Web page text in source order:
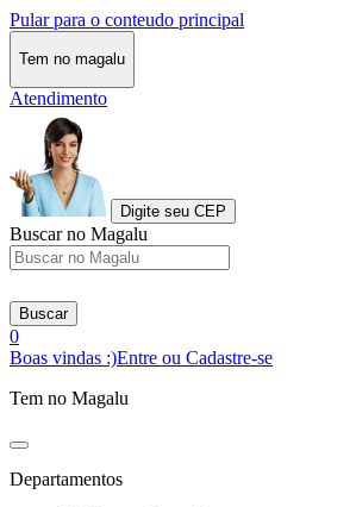
Pular para o conteudo principal
Tem no magalu
Atendimento
Digite seu CEP
Buscar no Magalu
Buscar
0
Boas vindas :)Entre ou Cadastre-se
Tem no Magalu
Departamentos